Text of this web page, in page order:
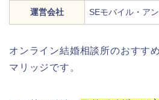
運営会社 SEモバイル・ア
オンライン結婚相談所のおすす
マリッジです。